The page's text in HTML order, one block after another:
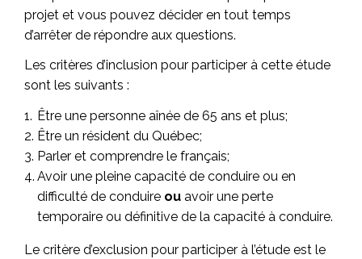
projet et vous pouvez décider en tout temps
d’arrêter de répondre aux questions.
Les critères d’inclusion pour participer à cette étude
sont les suivants :
Être une personne aînée de 65 ans et plus;
Être un résident du Québec;
Parler et comprendre le français;
Avoir une pleine capacité de conduire ou en
difficulté de conduire ou avoir une perte
temporaire ou définitive de la capacité à conduire.
Le critère d’exclusion pour participer à l’étude est le